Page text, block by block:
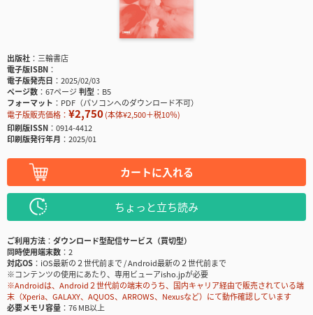
出版社
三輪書店
電子版ISBN
電子版発売日
2025/02/03
ページ数
67ページ判型
B5
フォーマット
PDF（パソコンへのダウンロード不可）
電子版販売価格： ¥2,750(本体¥2,500＋税10％)
印刷版ISSN
0914-4412
印刷版発行年月
2025/01
カートに入れる
ちょっと立ち読み
ご利用方法
ダウンロード型配信サービス（買切型）
同時使用端末数
2
対応OS
iOS最新の２世代前まで / Android最新の２世代前まで
※コンテンツの使用にあたり、専用ビューアisho.jpが必要
※Androidは、Android２世代前の端末のうち、国内キャリア経由で販売されている端
末（Xperia、GALAXY、AQUOS、ARROWS、Nexusなど）にて動作確認しています
必要メモリ容量
76 MB以上